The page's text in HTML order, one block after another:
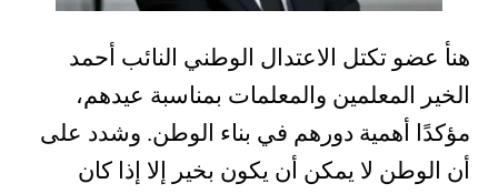
هنأ عضو تكتل الاعتدال الوطني النائب أحمد
الخير المعلمين والمعلمات بمناسبة عيدهم،
مؤكدًا أهمية دورهم في بناء الوطن. وشدد على
أن الوطن لا يمكن أن يكون بخير إلا إذا كان